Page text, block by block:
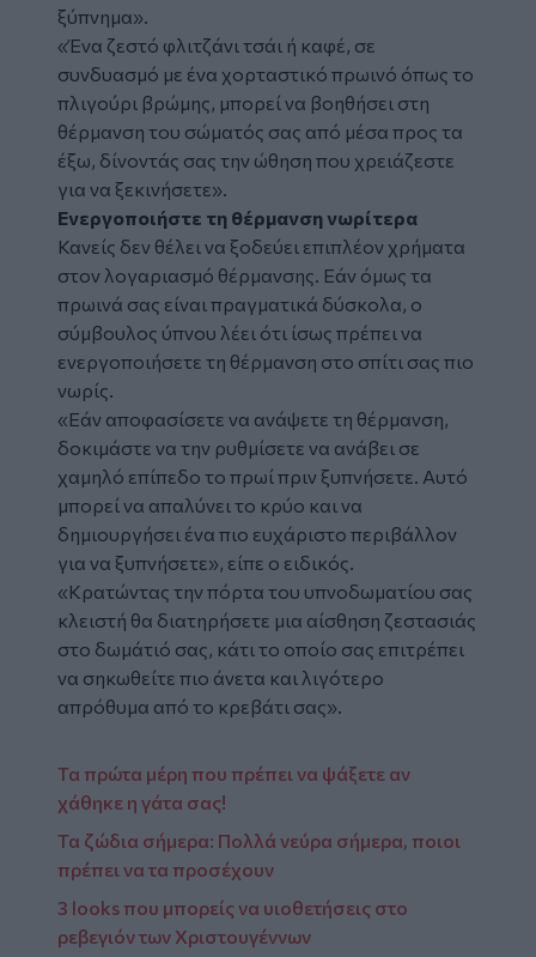
ξύπνημα».
«Ένα ζεστό φλιτζάνι τσάι ή καφέ, σε
συνδυασμό με ένα χορταστικό πρωινό όπως το
πλιγούρι βρώμης, μπορεί να βοηθήσει στη
θέρμανση του σώματός σας από μέσα προς τα
έξω, δίνοντάς σας την ώθηση που χρειάζεστε
για να ξεκινήσετε».
Ενεργοποιήστε τη θέρμανση νωρίτερα
Κανείς δεν θέλει να ξοδεύει επιπλέον χρήματα
στον λογαριασμό θέρμανσης. Εάν όμως τα
πρωινά σας είναι πραγματικά δύσκολα, ο
σύμβουλος ύπνου λέει ότι ίσως πρέπει να
ενεργοποιήσετε τη θέρμανση στο σπίτι σας πιο
νωρίς.
«Εάν αποφασίσετε να ανάψετε τη θέρμανση,
δοκιμάστε να την ρυθμίσετε να ανάβει σε
χαμηλό επίπεδο το πρωί πριν ξυπνήσετε. Αυτό
μπορεί να απαλύνει το κρύο και να
δημιουργήσει ένα πιο ευχάριστο περιβάλλον
για να ξυπνήσετε», είπε ο ειδικός.
«Κρατώντας την πόρτα του υπνοδωματίου σας
κλειστή θα διατηρήσετε μια αίσθηση ζεστασιάς
στο δωμάτιό σας, κάτι το οποίο σας επιτρέπει
να σηκωθείτε πιο άνετα και λιγότερο
απρόθυμα από το κρεβάτι σας».
Τα πρώτα μέρη που πρέπει να ψάξετε αν
χάθηκε η γάτα σας!
Τα ζώδια σήμερα: Πολλά νεύρα σήμερα, ποιοι
πρέπει να τα προσέχουν
3 looks που μπορείς να υιοθετήσεις στο
ρεβεγιόν των Χριστουγέννων